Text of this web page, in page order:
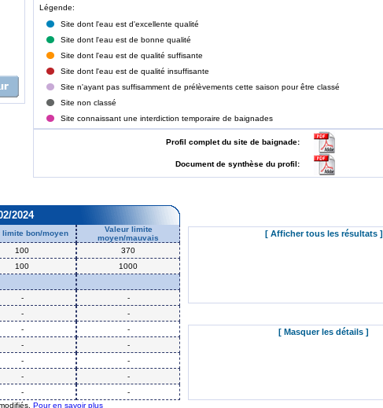
Légende:
Site dont l'eau est d'excellente qualité
Site dont l'eau est de bonne qualité
Site dont l'eau est de qualité suffisante
Site dont l'eau est de qualité insuffisante
Site n'ayant pas suffisamment de prélèvements cette saison pour être classé
Site non classé
Site connaissant une interdiction temporaire de baignades
Profil complet du site de baignade:
Document de synthèse du profil:
2024
limite bon/moyen
Valeur limite
moyen/mauvais
100
370
100
1000
-
-
-
-
-
-
-
-
-
-
-
-
- -
[ Afficher tous les résultats ]
[ Masquer les détails ]
Pour en savoir plus